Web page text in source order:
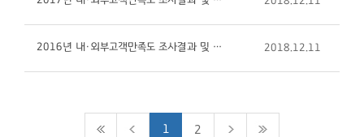
2016년 내·외부고객만족도 조사결과 및 개선사항 2018.12.11
1 2